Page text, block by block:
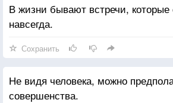
В жизни бывают встречи,
навсегда.
Сохранить
Не видя человека, можно
совершенства.